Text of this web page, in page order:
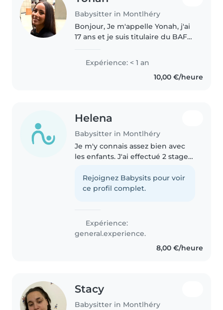
Babysitter in Montlhéry
Bonjour, Je m'appelle Yonah, j'ai
17 ans et je suis titulaire du BAFA.
contact avec les enfants, je
propose mes services de baby-
sitting afin d'accompagner..
Expérience: < 1 an
10,00 €/heure
Helena
Babysitter in Montlhéry
Je m'y connais assez bien avec
les enfants. J'ai effectué 2 stages
mon petit frère depuis sa
naissance. Je passe cette année
Rejoignez Babysits pour voir
ce profil complet.
Expérience:
general.experience.
8,00 €/heure
Stacy
Babysitter in Montlhéry